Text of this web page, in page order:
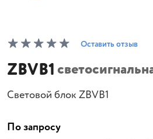
Оставить отзыв
ZBVB1
Световой блок ZBVB1
По запросу